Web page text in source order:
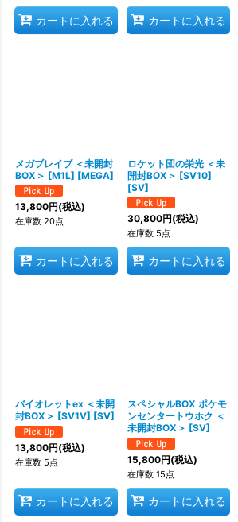
カートに入れる カートに入れる
メガブレイブ ＜未開封
BOX＞ [M1L] [MEGA]
13,800円(税込)
在庫数 20点
カートに入れる
ロケット団の栄光 ＜未
開封BOX＞ [SV10]
[SV]
30,800円(税込)
在庫数 5点
カートに入れる
バイオレットex ＜未開
封BOX＞ [SV1V] [SV]
13,800円(税込)
在庫数 5点
カートに入れる
スペシャルBOX ポケモ
ンセンタートウホク ＜
未開封BOX＞ [SV]
15,800円(税込)
在庫数 15点
カートに入れる